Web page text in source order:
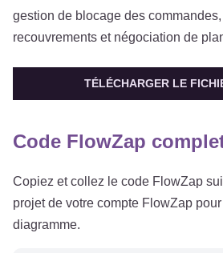
gestion de blocage des
recouvrements et négociation de
TÉLÉCHARGER LE
Code FlowZap
Copiez et collez le code FlowZap
projet de votre compte FlowZap
diagramme.